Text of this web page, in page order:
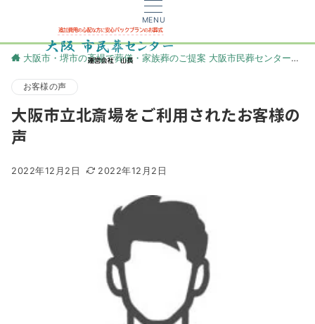
MENU
大阪市・堺市の斎場で葬儀・家族葬のご提案 大阪市民葬センター
お客様の声
大阪市立北斎場をご利用されたお客様の
声
2022年12月2日 2022年12月2日